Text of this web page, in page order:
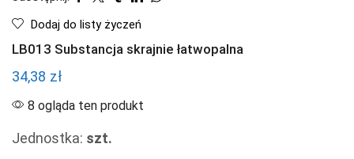
Dodaj do listy życzeń
LB013 Substancja skrajnie łatwopalna
34,38 zł
8 ogląda ten produkt
Jednostka: szt.